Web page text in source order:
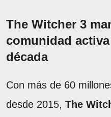
The Witcher 3
comunidad
década
Con más de 60
desde 2015, The